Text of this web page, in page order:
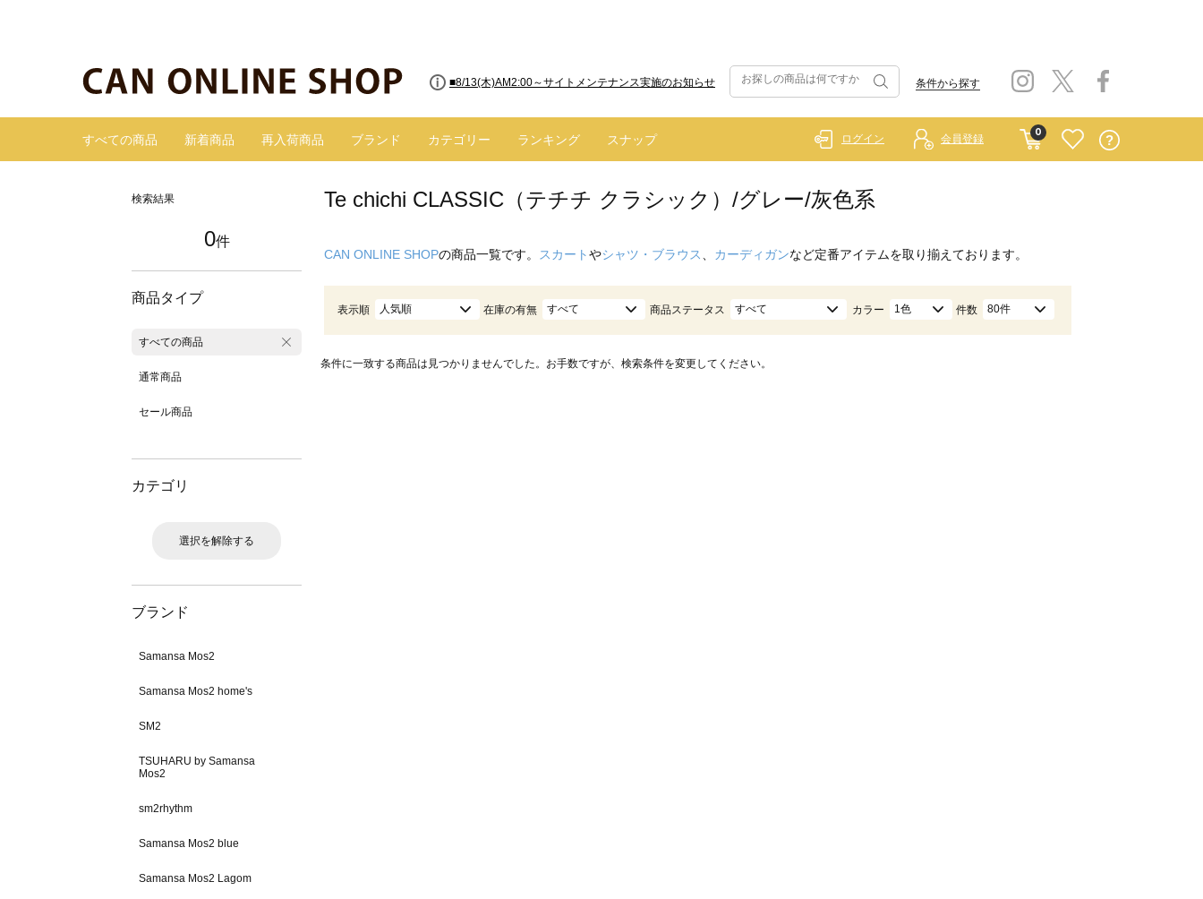
■8/13(木)AM2:00～サイトメンテナンス実施のお知らせ
■【お知らせ】ヤマト運輸の配送遅延・停止について 条件から探す
すべての商品 新着商品 再入荷商品 ブランド カテゴリー ランキング スナップ
0
ログイン 会員登録
検索結果
0件
商品タイプ
すべての商品
通常商品
セール商品
カテゴリ
選択を解除する
ブランド
Samansa Mos2
Samansa Mos2 home's
SM2
TSUHARU by Samansa
Mos2
sm2rhythm
Samansa Mos2 blue
Samansa Mos2 Lagom
Te chichi CLASSIC（テチチ クラシック）/グレー/灰色系
CAN ONLINE SHOPの商品一覧です。 スカートやシャツ・ブラウス カーディガンなど定番アイテムを取り揃えております。
表示順 人気順 在庫の有無 すべて 商品ステータス すべて カラー 1色 件数 80件
条件に一致する商品は見つかりませんでした。お手数ですが、検索条件を変更してください。